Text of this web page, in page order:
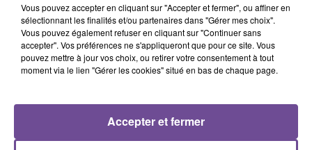
travaux de maintenance (peinture, électricité…..).
Référence de l’offre Pôle Emploi : 163GDZR
Vous pouvez accepter en cliquant sur "Accepter et fermer", ou affiner en
sélectionnant les finalités et/ou partenaires dans "Gérer mes choix".
Vous pouvez également refuser en cliquant sur "Continuer sans
accepter". Vos préférences ne s'appliqueront que pour ce site. Vous
pouvez mettre à jour vos choix, ou retirer votre consentement à tout
moment via le lien "Gérer les cookies" situé en bas de chaque page.
Accepter et fermer